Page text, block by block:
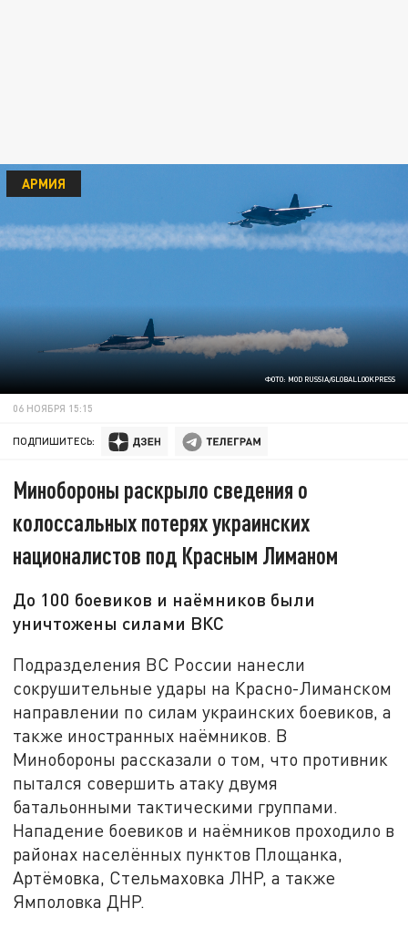
ФОТО: MOD RUSSIA/GLOBALLOOKPRESS
АРМИЯ
06 НОЯБРЯ 15:15
ПОДПИШИТЕСЬ:
Минобороны раскрыло сведения о
колоссальных потерях украинских
националистов под Красным Лиманом
До 100 боевиков и наёмников были
уничтожены силами ВКС
Подразделения ВС России нанесли
сокрушительные удары на Красно-Лиманском
направлении по силам украинских боевиков, а
также иностранных наёмников. В
Минобороны рассказали о том, что противник
пытался совершить атаку двумя
батальонными тактическими группами.
Нападение боевиков и наёмников проходило в
районах населённых пунктов Площанка,
Артёмовка, Стельмаховка ЛНР, а также
Ямполовка ДНР.